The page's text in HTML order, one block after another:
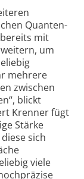
Quanten­
mit
um
mehrere
zwischen
blickt
Krenner fügt
Stärke
sich
viele